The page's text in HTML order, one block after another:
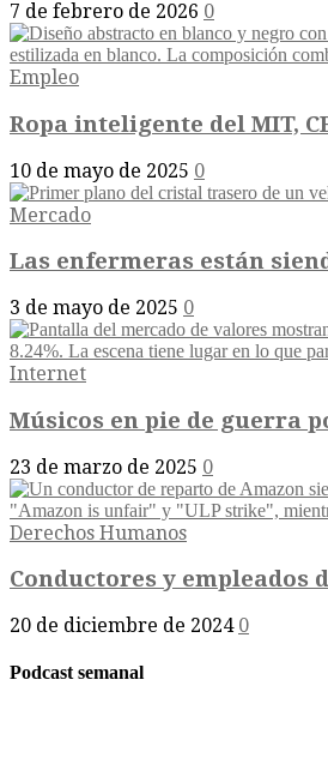
7 de febrero de 2026 0
Empleo
Ropa inteligente del MIT,
10 de mayo de 2025 0
Mercado
Las enfermeras están
3 de mayo de 2025 0
Internet
Músicos en pie de guerra
23 de marzo de 2025 0
Derechos Humanos
Conductores y empleados
20 de diciembre de 2024 0
Podcast semanal